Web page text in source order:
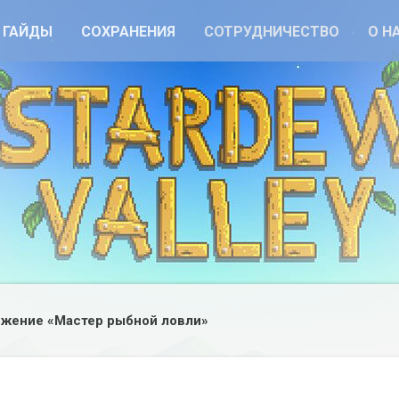
ГАЙДЫ СОХРАНЕНИЯ СОТРУДНИЧЕСТВО О
«Мастер рыбной ловли»